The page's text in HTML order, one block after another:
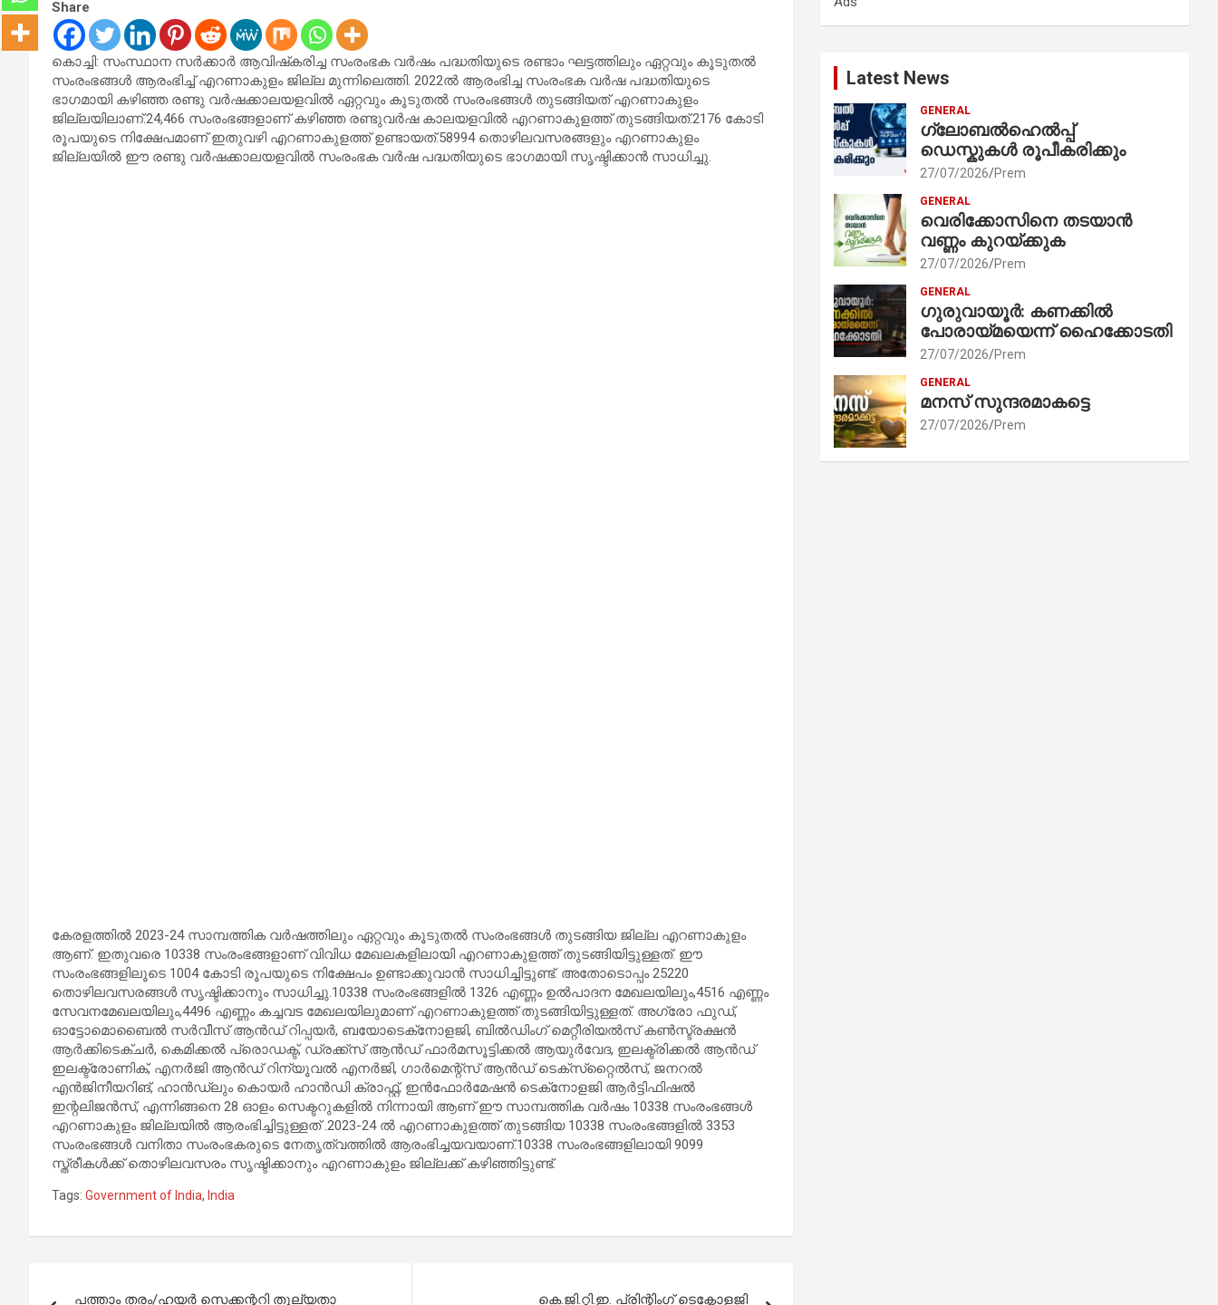
Share
കൊച്ചി: സംസ്ഥാന സര്‍ക്കാര്‍ ആവിഷ്‌കരിച്ച സംരംഭക വര്‍ഷം പദ്ധതിയുടെ രണ്ടാം ഘട്ടത്തിലും ഏറ്റവും കൂടുതല്‍
സംരംഭങ്ങള്‍ ആരംഭിച്ച് എറണാകുളം ജില്ല മുന്നിലെത്തി. 2022ല്‍ ആരംഭിച്ച സംരംഭക വര്‍ഷ പദ്ധതിയുടെ
ഭാഗമായി കഴിഞ്ഞ രണ്ടു വര്‍ഷക്കാലയളവില്‍ ഏറ്റവും കൂടുതല്‍ സംരംഭങ്ങള്‍ തുടങ്ങിയത് എറണാകുളം
ജില്ലയിലാണ്.24,466 സംരംഭങ്ങളാണ് കഴിഞ്ഞ രണ്ടുവര്‍ഷ കാലയളവില്‍ എറണാകുളത്ത് തുടങ്ങിയത്.2176 കോടി
രൂപയുടെ നിക്ഷേപമാണ് ഇതുവഴി എറണാകുളത്ത് ഉണ്ടായത്.58994 തൊഴിലവസരങ്ങളും എറണാകുളം
ജില്ലയില്‍ ഈ രണ്ടു വര്‍ഷക്കാലയളവില്‍ സംരംഭക വര്‍ഷ പദ്ധതിയുടെ ഭാഗമായി സൃഷ്ടിക്കാന്‍ സാധിച്ചു.
കേരളത്തില്‍ 2023-24 സാമ്പത്തിക വര്‍ഷത്തിലും ഏറ്റവും കൂടുതല്‍ സംരംഭങ്ങള്‍ തുടങ്ങിയ ജില്ല എറണാകുളം
ആണ്. ഇതുവരെ 10338 സംരംഭങ്ങളാണ് വിവിധ മേഖലകളിലായി എറണാകുളത്ത് തുടങ്ങിയിട്ടുള്ളത്. ഈ
സംരംഭങ്ങളിലൂടെ 1004 കോടി രൂപയുടെ നിക്ഷേപം ഉണ്ടാക്കുവാന്‍ സാധിച്ചിട്ടുണ്ട്. അതോടൊപ്പം 25220
തൊഴിലവസരങ്ങള്‍ സൃഷ്ടിക്കാനും സാധിച്ചു.10338 സംരംഭങ്ങളില്‍ 1326 എണ്ണം ഉല്‍പാദന മേഖലയിലും,4516 എണ്ണം
സേവനമേഖലയിലും,4496 എണ്ണം കച്ചവട മേഖലയിലുമാണ് എറണാകുളത്ത് തുടങ്ങിയിട്ടുള്ളത്. അഗ്രോ ഫുഡ്,
ഓട്ടോമൊബൈല്‍ സര്‍വീസ് ആന്‍ഡ് റിപ്പയര്‍, ബയോടെക്‌നോളജി, ബില്‍ഡിംഗ് മെറ്റീരിയല്‍സ് കണ്‍സ്ട്രക്ഷന്‍
ആര്‍ക്കിടെക്ചര്‍, കെമിക്കല്‍ പ്രൊഡക്ട്, ഡ്രക്ക്‌സ് ആന്‍ഡ് ഫാര്‍മസൂട്ടിക്കല്‍ ആയുര്‍വേദ, ഇലക്ട്രിക്കല്‍ ആന്‍ഡ്
ഇലക്ട്രോണിക്, എനര്‍ജി ആന്‍ഡ് റിന്യൂവല്‍ എനര്‍ജി, ഗാര്‍മെന്റ്‌സ് ആന്‍ഡ് ടെക്‌സ്‌റ്റൈല്‍സ്, ജനറല്‍
എന്‍ജിനീയറിങ്, ഹാന്‍ഡ്‌ലും കൊയര്‍ ഹാന്‍ഡി ക്രാഫ്റ്റ്, ഇന്‍ഫോര്‍മേഷന്‍ ടെക്‌നോളജി ആര്‍ട്ടിഫിഷല്‍
ഇന്റലിജന്‍സ്, എന്നിങ്ങനെ 28 ഓളം സെക്ടറുകളില്‍ നിന്നായി ആണ് ഈ സാമ്പത്തിക വര്‍ഷം 10338 സംരംഭങ്ങള്‍
എറണാകുളം ജില്ലയില്‍ ആരംഭിച്ചിട്ടുള്ളത് .2023-24 ല്‍ എറണാകുളത്ത് തുടങ്ങിയ 10338 സംരംഭങ്ങളില്‍ 3353
സംരംഭങ്ങള്‍ വനിതാ സംരംഭകരുടെ നേതൃത്വത്തില്‍ ആരംഭിച്ചയവയാണ്.10338 സംരംഭങ്ങളിലായി 9099
സ്ത്രീകള്‍ക്ക് തൊഴിലവസരം സൃഷ്ടിക്കാനും എറണാകുളം ജില്ലക്ക് കഴിഞ്ഞിട്ടുണ്ട്.
Tags: Government of India, India
പത്താം തരം/ഹയര്‍ സെക്കന്ററി തുല്യതാ
കെ.ജി.റ്റി.ഇ. പ്രിന്റിംഗ് ടെക്നോളജി
Latest News
GENERAL
ഗ്ലോബൽഹെൽപ്പ്
ഡെസ്കുകൾ രൂപീകരിക്കും
27/07/2026 Prem
GENERAL
വെരിക്കോസിനെ തടയാൻ
വണ്ണം കുറയ്ക്കുക
27/07/2026 Prem
GENERAL
ഗുരുവായൂർ: കണക്കിൽ
പോരായ്മയെന്ന് ഹൈക്കോടതി
27/07/2026 Prem
GENERAL
മനസ് സുന്ദരമാകട്ടെ
27/07/2026 Prem